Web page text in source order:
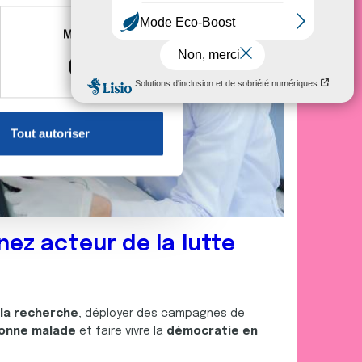
à plusieurs mètres près
reportez-vous à lasection «
sur les cookies.
informations que
Marketing
Tout autoriser
acteur de la lutte
recherche, déployer des campagnes de
malade et faire vivre la démocratie en